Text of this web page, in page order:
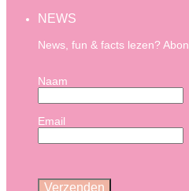
NEWS
News, fun & facts lezen?
Naam
Email